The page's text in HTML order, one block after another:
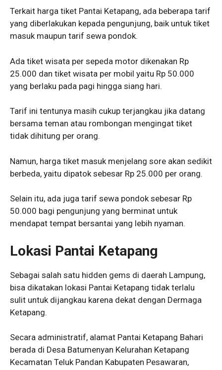
Terkait harga tiket Pantai Ketapang, ada beberapa tarif
yang diberlakukan kepada pengunjung, baik untuk tiket
masuk maupun tarif sewa pondok.
Ada tiket wisata per sepeda motor dikenakan Rp
25.000 dan tiket wisata per mobil yaitu Rp 50.000
yang berlaku pada pagi hingga siang hari.
Tarif ini tentunya masih cukup terjangkau jika datang
bersama teman atau rombongan mengingat tiket
tidak dihitung per orang.
Namun, harga tiket masuk menjelang sore akan sedikit
berbeda, yaitu dipatok sebesar Rp 25.000 per orang.
Selain itu, ada juga tarif sewa pondok sebesar Rp
50.000 bagi pengunjung yang berminat untuk
mendapat tempat bersantai yang lebih nyaman.
Lokasi Pantai Ketapang
Sebagai salah satu hidden gems di daerah Lampung,
bisa dikatakan lokasi Pantai Ketapang tidak terlalu
sulit untuk dijangkau karena dekat dengan Dermaga
Ketapang.
Secara administratif, alamat Pantai Ketapang Bahari
berada di Desa Batumenyan Kelurahan Ketapang
Kecamatan Teluk Pandan Kabupaten Pesawaran,